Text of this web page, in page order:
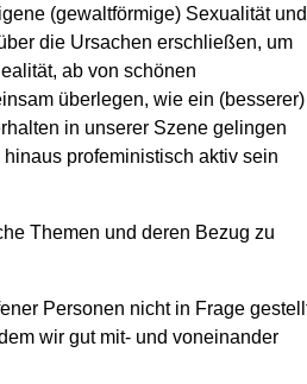
(gewaltförmige) Sexualität und
die Ursachen erschließen, um
ab von schönen
überlegen, wie ein (besserer)
in unserer Szene gelingen
profeministisch aktiv sein
Themen und deren Bezug zu
Personen nicht in Frage
wir gut mit- und voneinander